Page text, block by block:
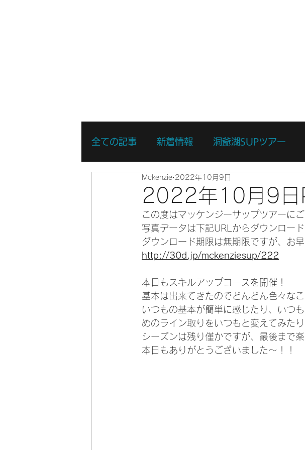
全ての記事 新着情報 洞爺湖SUPツアー
リバーSUPスキルアップコース
リバーSUPスポットプレイ リバーサーフィ
2022年10月9日
Mckenzie 2022年10月9日
この度はマッケンジーサップツアーに
写真データは下記URLからダウンロー
ダウンロード期限は無期限ですが、お
http://30d.jp/mckenziesup/222
本日もスキルアップコースを開催！
基本は出来てきたのでどんどん色々な
いつもの基本が簡単に感じたり、いつ
めのライン取りをいつもと変えてみた
シーズンは残り僅かですが、最後まで
本日もありがとうございました～！！